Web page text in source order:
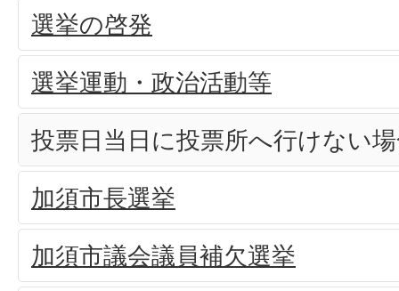
選挙の啓発
選挙運動・政治活動等
投票日当日に投票所へ行けない
加須市長選挙
加須市議会議員補欠選挙